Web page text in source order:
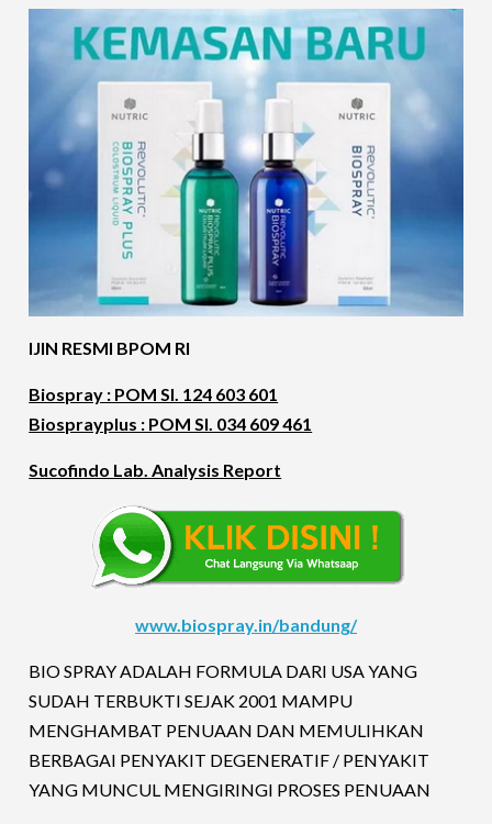
IJIN RESMI BPOM RI
Biospray : POM SI. 124 603 601
Biosprayplus : POM SI. 034 609 461
Sucofindo Lab. Analysis Report
www.biospray.in/bandung/
BIO SPRAY ADALAH FORMULA DARI USA YANG
SUDAH TERBUKTI SEJAK 2001 MAMPU
MENGHAMBAT PENUAAN DAN MEMULIHKAN
BERBAGAI PENYAKIT DEGENERATIF / PENYAKIT
YANG MUNCUL MENGIRINGI PROSES PENUAAN